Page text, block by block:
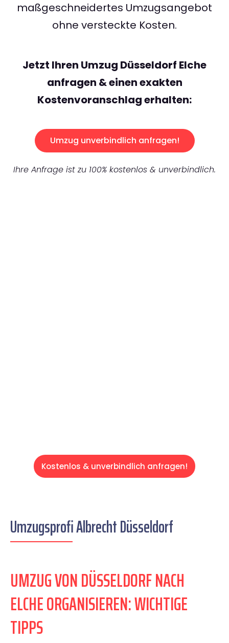
maßgeschneidertes Umzugsangebot
ohne versteckte Kosten.
Jetzt Ihren Umzug Düsseldorf Elche
anfragen & einen exakten
Kostenvoranschlag erhalten:
Umzug unverbindlich anfragen!
Ihre Anfrage ist zu 100% kostenlos & unverbindlich.
Kostenlos & unverbindlich anfragen!
Umzugsprofi Albrecht Düsseldorf
UMZUG VON DÜSSELDORF NACH
ELCHE ORGANISIEREN: WICHTIGE
TIPPS